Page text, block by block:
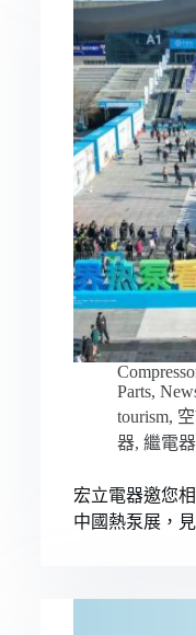
Parts,
tourism,
器, 繼電器
宏立電器邀您
中國熱泵展，